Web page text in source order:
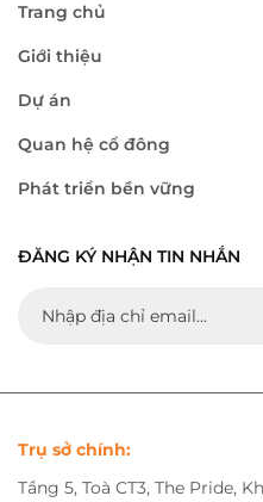
Trang chủ
Giới thiệu
Dự án
Quan hệ cổ đông
Phát triển bền vững
ĐĂNG KÝ NHẬN TIN NHẮN
Trụ sở chính:
Tầng 5, Toà CT3, The Pride,